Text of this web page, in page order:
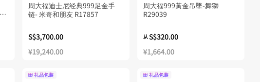
周大福迪士尼经典999足金手
链- 米奇和朋友 R17857
S$3,700.00
¥19,240.00
周大福999黃金吊墜-舞獅
R29039
从S$320.00
¥1,664.00
礼品包装 礼品包装